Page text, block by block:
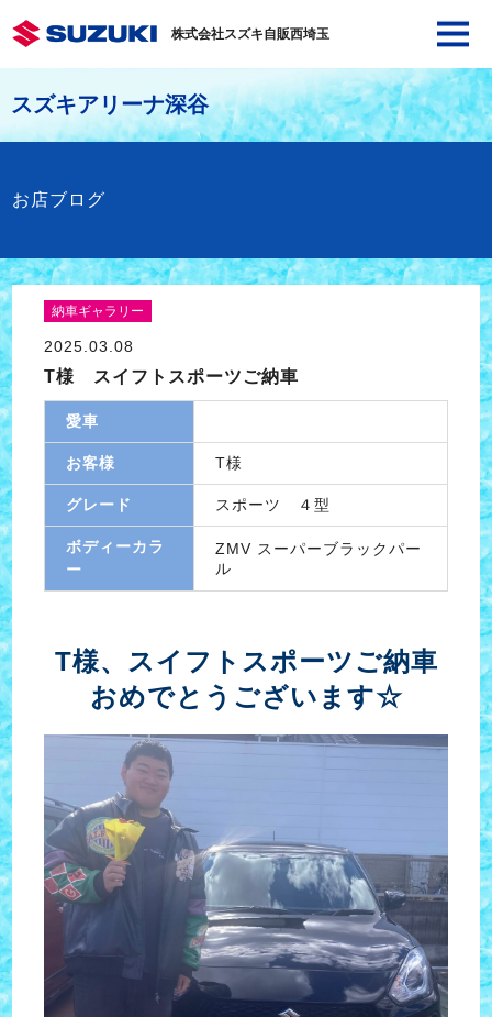
株式会社スズキ自販西埼玉
スズキアリーナ深谷
お店ブログ
納車ギャラリー
2025.03.08
T様 スイフトスポーツご納車
愛車
お客様 T様
グレード スポーツ ４型
ボディーカラ
ー
ZMV スーパーブラックパー
ル
T様、スイフトスポーツご納車
おめでとうございます☆